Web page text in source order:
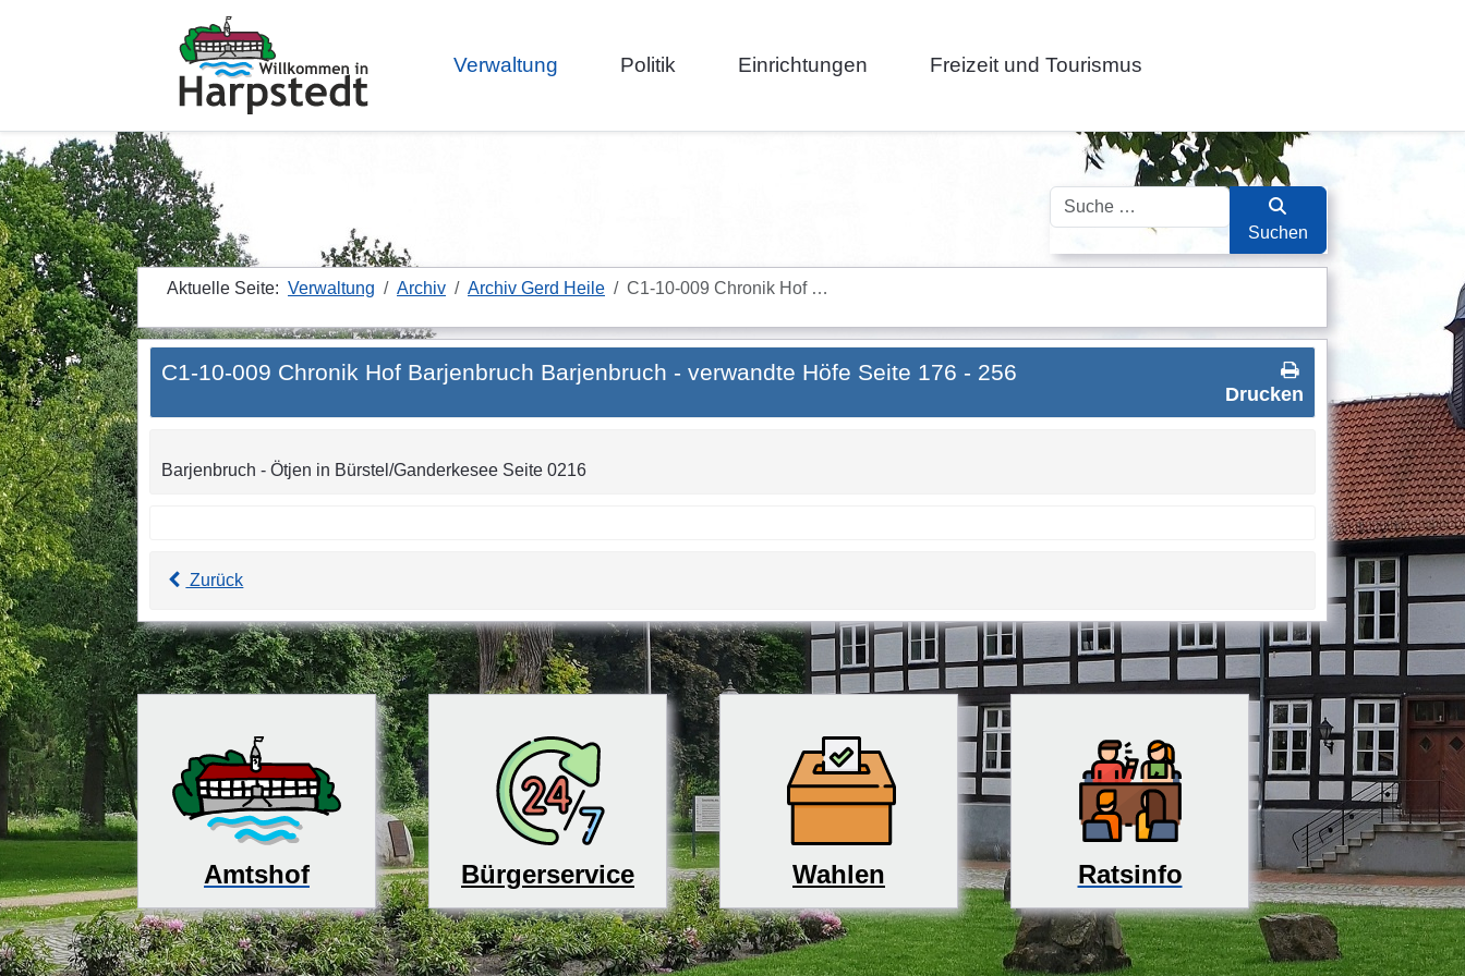
Verwaltung Politik Einrichtungen Freizeit und Tourismus
Suchen
Suchen
Aktuelle Seite: Verwaltung Archiv Archiv Gerd Heile C1-10-009 Chronik Hof …
Drucken
C1-10-009 Chronik Hof Barjenbruch Barjenbruch - verwandte Höfe Seite 176 - 256
Barjenbruch - Ötjen in Bürstel/Ganderkesee Seite 0216
Zurück
Amtshof Bürgerservice Wahlen Ratsinfo